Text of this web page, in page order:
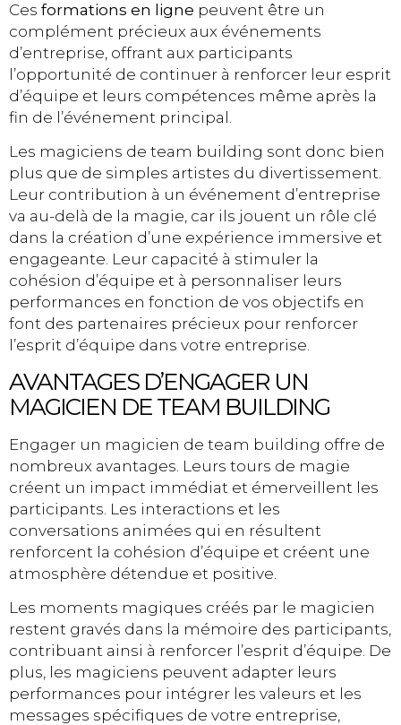
Ces formations en ligne peuvent être un
complément précieux aux événements
d’entreprise, offrant aux participants
l’opportunité de continuer à renforcer leur esprit
d’équipe et leurs compétences même après la
fin de l’événement principal.
Les magiciens de team building sont donc bien
plus que de simples artistes du divertissement.
Leur contribution à un événement d’entreprise
va au-delà de la magie, car ils jouent un rôle clé
dans la création d’une expérience immersive et
engageante. Leur capacité à stimuler la
cohésion d’équipe et à personnaliser leurs
performances en fonction de vos objectifs en
font des partenaires précieux pour renforcer
l’esprit d’équipe dans votre entreprise.
AVANTAGES D’ENGAGER UN
MAGICIEN DE TEAM BUILDING
Engager un magicien de team building offre de
nombreux avantages. Leurs tours de magie
créent un impact immédiat et émerveillent les
participants. Les interactions et les
conversations animées qui en résultent
renforcent la cohésion d’équipe et créent une
atmosphère détendue et positive.
Les moments magiques créés par le magicien
restent gravés dans la mémoire des participants,
contribuant ainsi à renforcer l’esprit d’équipe. De
plus, les magiciens peuvent adapter leurs
performances pour intégrer les valeurs et les
messages spécifiques de votre entreprise,